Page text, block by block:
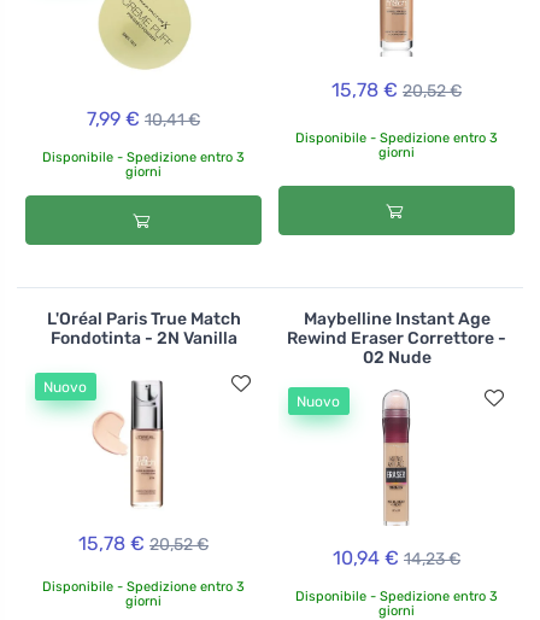
7,99 € 10,41 €
Disponibile - Spedizione entro 3
giorni
15,78 € 20,52 €
Disponibile - Spedizione entro 3
giorni
L'Oréal Paris True Match
Fondotinta - 2N Vanilla
Nuovo
15,78 € 20,52 €
Disponibile - Spedizione entro 3
giorni
Maybelline Instant Age
Rewind Eraser Correttore -
02 Nude
Nuovo
10,94 € 14,23 €
Disponibile - Spedizione entro 3
giorni